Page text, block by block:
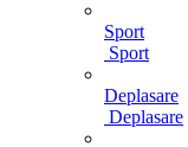
Sport
Sport
Deplasare
Deplasare